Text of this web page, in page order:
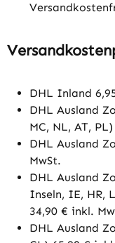
DHL Inland
DHL Ausland
MC, NL, AT,
DHL Ausland
MwSt.
DHL Ausland
Inseln, IE, HR,
34,90 € inkl.
DHL Ausland